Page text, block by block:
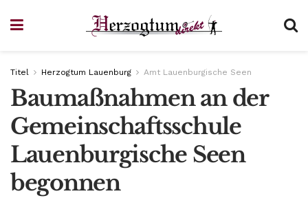
Titel Herzogtum Lauenburg Amt Lauenburgische Seen
Baumaßnahmen an der
Gemeinschaftsschule
Lauenburgische Seen
begonnen